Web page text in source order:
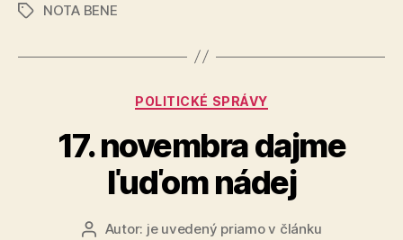
ZnačkyNOTA BENE
Kategórie
POLITICKÉ SPRÁVY
17. novembra dajme
ľuďom nádej
AutorAutor: je uvedený priamo v článku